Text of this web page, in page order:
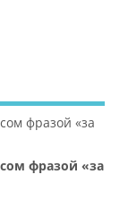
фразой «за